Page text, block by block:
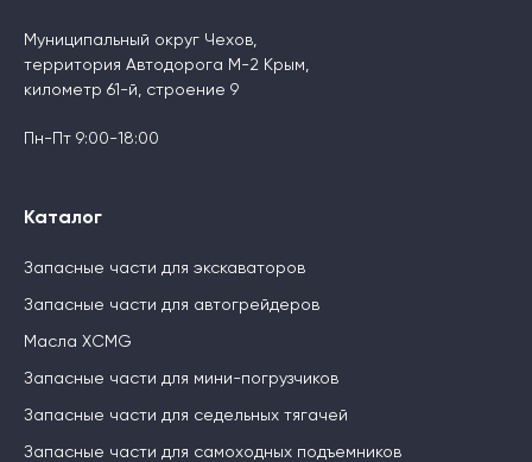
Муниципальный округ Чехов,
территория Автодорога М-2 Крым,
километр 61-й, строение 9
Пн-Пт 9:00-18:00
Каталог
Запасные части для экскаваторов
Запасные части для автогрейдеров
Масла XCMG
Запасные части для мини-погрузчиков
Запасные части для седельных тягачей
Запасные части для самоходных подъемников